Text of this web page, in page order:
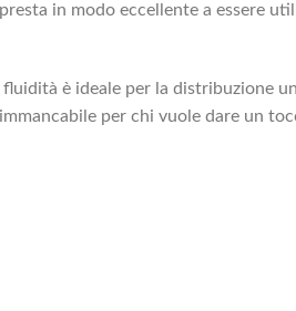
in modo eccellente a essere
è ideale per la distribuzione
per chi vuole dare un